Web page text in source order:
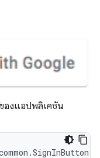
องแอปพลิเคชัน